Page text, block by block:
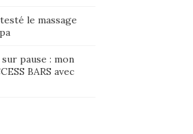
le massage
pause : mon
BARS avec